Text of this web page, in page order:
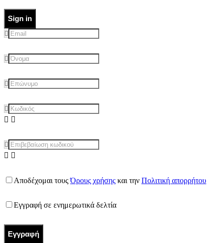
Sign in
Αποδέχομαι τουςΌρους χρήσης και την Πολιτική απορρήτου
Εγγραφή σε ενημερωτικά δελτία
Εγγραφή